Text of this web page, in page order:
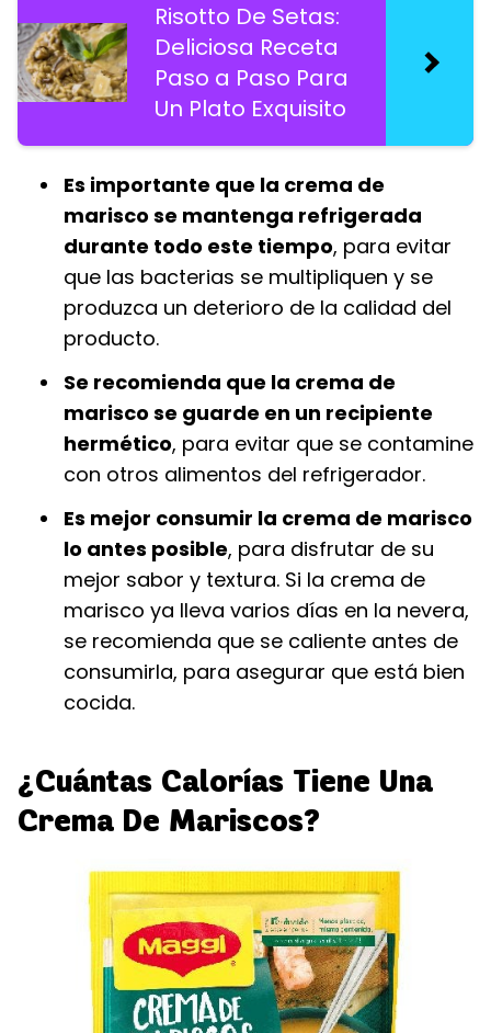
Risotto De Setas:
Deliciosa Receta
Paso a Paso Para
Un Plato Exquisito
Es importante que la crema de
marisco se mantenga refrigerada
durante todo este tiempo, para evitar
que las bacterias se multipliquen y se
produzca un deterioro de la calidad del
producto.
Se recomienda que la crema de
marisco se guarde en un recipiente
hermético, para evitar que se contamine
con otros alimentos del refrigerador.
Es mejor consumir la crema de marisco
lo antes posible, para disfrutar de su
mejor sabor y textura. Si la crema de
marisco ya lleva varios días en la nevera,
se recomienda que se caliente antes de
consumirla, para asegurar que está bien
cocida.
¿Cuántas Calorías Tiene Una
Crema De Mariscos?